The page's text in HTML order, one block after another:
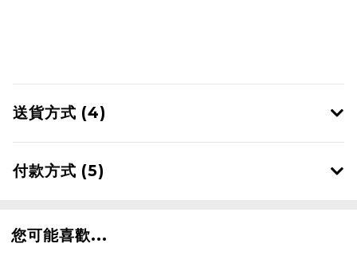
送貨方式 (4)
付款方式 (5)
您可能喜歡...